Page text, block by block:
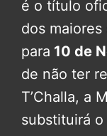
é o título
dos
para 10 de
de não ter
T’Challa, a
substituirá